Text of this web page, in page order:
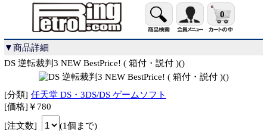
0
▼商品詳細
DS 逆転裁判3 NEW BestPrice! ( 箱付・説付 )()
[分類] 任天堂 DS・3DS/DS ゲームソフト
[価格]￥780
[注文数]
(1個まで)